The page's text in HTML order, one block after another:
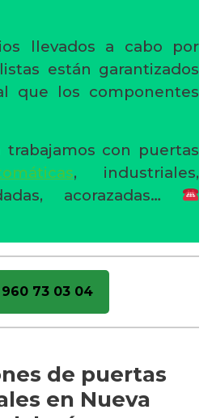
llevados a cabo por
están garantizados
que los componentes
con puertas
, industriales,
acorazadas…
960 73 03 04
de puertas
en Nueva